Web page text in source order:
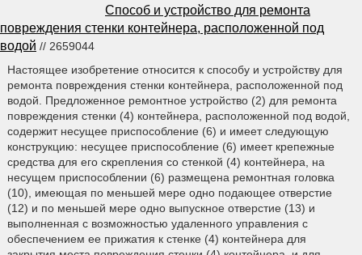
Способ и устройство для ремонта
повреждения стенки контейнера, расположенной под
водой // 2659044
Настоящее изобретение относится к способу и устройству для
ремонта повреждения стенки контейнера, расположенной под
водой. Предложенное ремонтное устройство (2) для ремонта
повреждения стенки (4) контейнера, расположенной под водой,
содержит несущее приспособление (6) и имеет следующую
конструкцию: несущее приспособление (6) имеет крепежные
средства для его скрепления со стенкой (4) контейнера, на
несущем приспособлении (6) размещена ремонтная головка
(10), имеющая по меньшей мере одно подающее отверстие
(12) и по меньшей мере одно выпускное отверстие (13) и
выполненная с возможностью удаленного управления с
обеспечением ее прижатия к стенке (4) контейнера для